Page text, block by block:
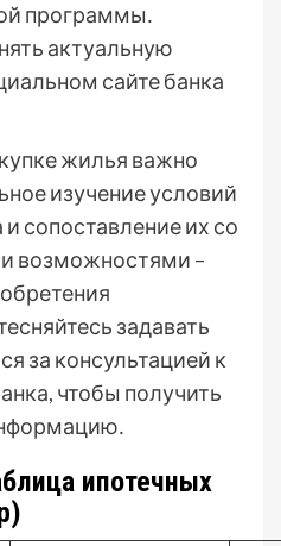
программы․
актуальную
сайте банка
жилья важно
изучение условий
сопоставление их со
возможностями –
задавать
за консультацией к
чтобы получить
ипотечных